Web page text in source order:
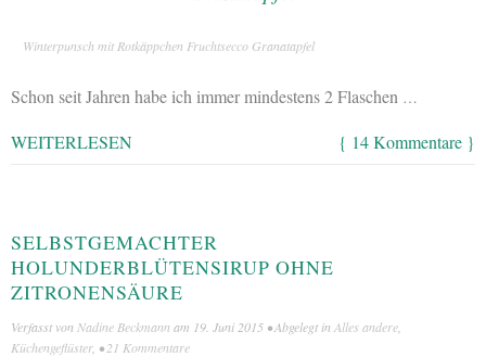
Winterpunsch mit Rotkäppchen Fruchtsecco Granatapfel
Schon seit Jahren habe ich immer mindestens 2 Flaschen …
WEITERLESEN { 14 Kommentare }
SELBSTGEMACHTER
HOLUNDERBLÜTENSIRUP OHNE
ZITRONENSÄURE
Verfasst von Nadine Beckmann am 19. Juni 2015 • Abgelegt in Alles andere
Küchengeflüster, •21 Kommentare